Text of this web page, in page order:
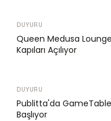
DUYURU
Queen Medusa
Kapıları Açılıyor
DUYURU
Publitta'da
Başlıyor